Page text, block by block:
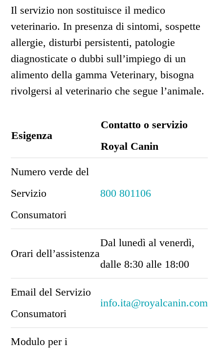
Il servizio non sostituisce il medico
veterinario. In presenza di sintomi, sospette
allergie, disturbi persistenti, patologie
diagnosticate o dubbi sull’impiego di un
alimento della gamma Veterinary, bisogna
rivolgersi al veterinario che segue l’animale.
Esigenza
Contatto o servizio
Royal Canin
Numero verde del
Servizio
Consumatori
800 801106
Orari dell’assistenza
Dal lunedì al venerdì,
dalle 8:30 alle 18:00
Email del Servizio
Consumatori
info.ita@royalcanin.com
Modulo per i